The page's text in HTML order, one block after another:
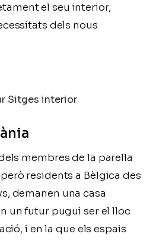
el seu interior,
dels nous
membres de la parella
residents a Bèlgica des
demanen una casa
un futur pugui ser el lloc
i en la que els espais